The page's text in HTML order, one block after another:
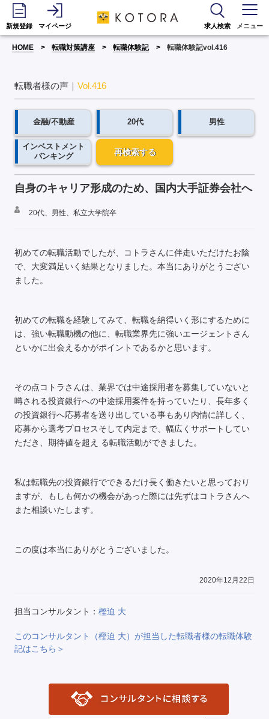
新規登録 マイページ 求人検索 メニュー
HOME 転職対策講座 転職体験記 転職体験記vol.416
転職者様の声｜ Vol.416
金融/不動産 20代 男性
インベストメント
バンキング
再検索する
自身のキャリア形成のため、国内大手証券会社へ
20代、男性、私立大学院卒
初めての転職活動でしたが、コトラさんに伴走いただけたお陰
で、大変満足いく結果となりました。本当にありがとうござい
ました。
初めての転職を経験してみて、転職を納得いく形にするために
は、強い転職動機の他に、転職業界先に強いエージェントさん
といかに出会えるかがポイントであるかと思います。
その点コトラさんは、業界では中途採用者を募集していないと
噂される投資銀行への中途採用案件を持っていたり、長年多く
の投資銀行へ応募者を送り出している事もあり内情に詳しく、
応募から選考プロセスそして内定まで、幅広くサポートしてい
ただき、期待値を超え る転職活動ができました。
私は転職先の投資銀行でできるだけ長く働きたいと思っており
ますが、もしも何かの機会があった際には先ずはコトラさんへ
また相談いたします。
この度は本当にありがとうございました。
2020年12月22日
担当コンサルタント： 樫迫 大
このコンサルタント（樫迫 大）が担当した転職者様の転職体験
記はこちら＞